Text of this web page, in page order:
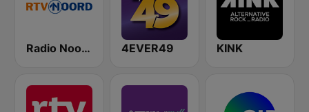
Radio Noord 4EVER49 KINK